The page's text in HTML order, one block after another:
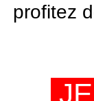
profitez